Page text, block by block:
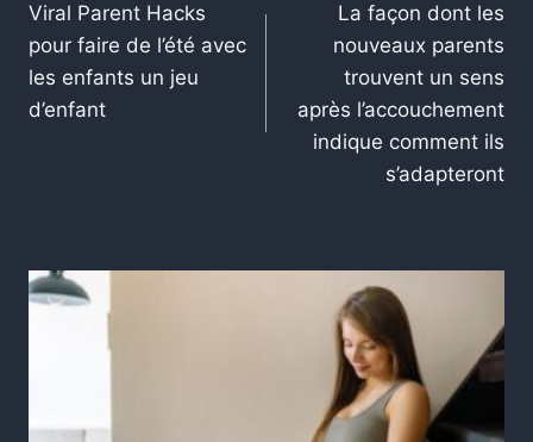
Viral Parent Hacks
pour faire de l’été avec
les enfants un jeu
d’enfant
La façon dont les
nouveaux parents
trouvent un sens
après l’accouchement
indique comment ils
s’adapteront